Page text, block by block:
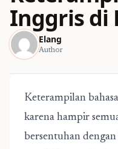
Inggris di
Elang
Author
Keterampilan
karena hampir
bersentuhan